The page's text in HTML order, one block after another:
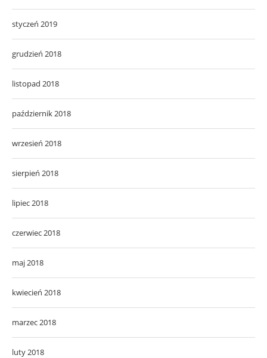
styczeń 2019
grudzień 2018
listopad 2018
październik 2018
wrzesień 2018
sierpień 2018
lipiec 2018
czerwiec 2018
maj 2018
kwiecień 2018
marzec 2018
luty 2018